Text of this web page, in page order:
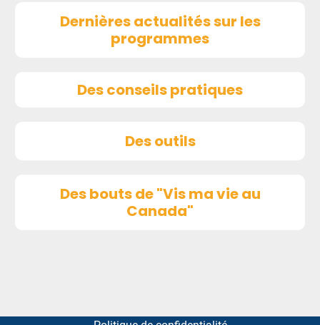
Dernières actualités sur les
programmes
Des conseils pratiques
Des outils
Des bouts de "Vis ma vie au
Canada"